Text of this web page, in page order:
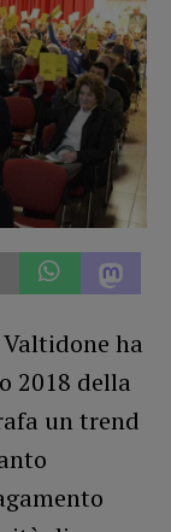
ha
2018 della
un trend